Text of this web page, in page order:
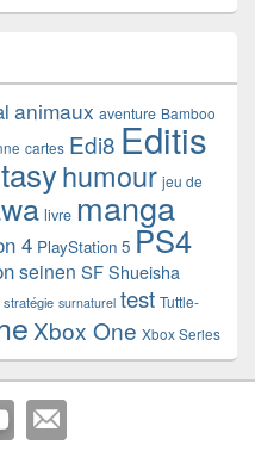
animaux aventure Bamboo
cartes Edi8 Editis
humour jeu de
livre manga
4 PlayStation 5 PS4
seinen SF Shueisha
stratégie surnaturel test Tuttle-
Xbox One Xbox Series